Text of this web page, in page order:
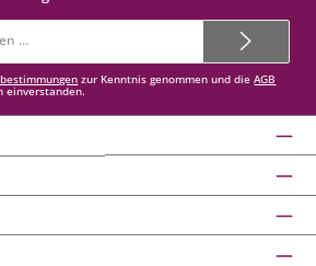
Mail-
zur Kenntnis genommen und dieAGB
einverstanden.